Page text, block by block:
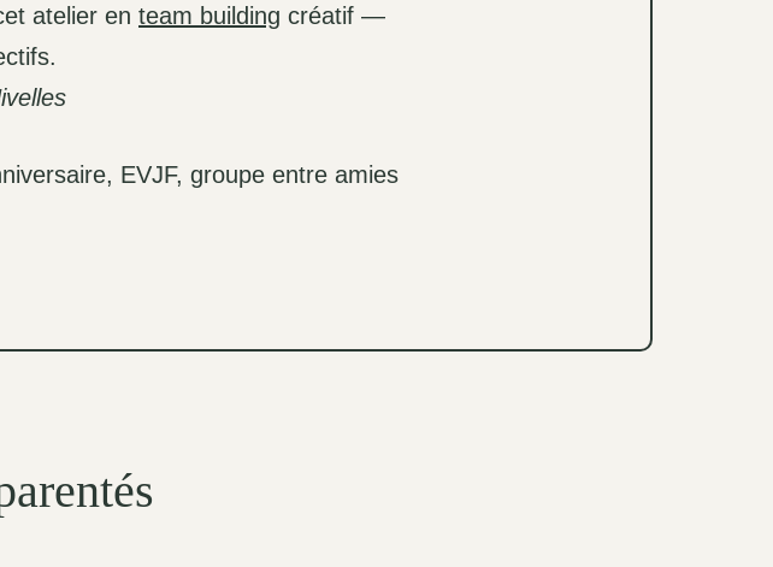
atelier en team building créatif —
EVJF, groupe entre amies